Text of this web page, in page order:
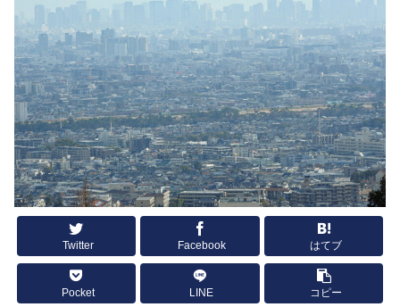
Twitter Facebook はてブ
Pocket LINE コピー